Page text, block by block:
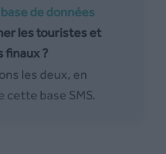
base de données
les touristes et
finaux ?
les deux, en
cette base SMS.